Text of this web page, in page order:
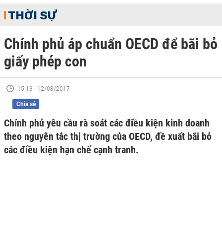
THỜI SỰ
Chính phủ áp chuẩn OECD để bãi bỏ
giấy phép con
15:13 | 12/08/2017
Chia sẻ
Chính phủ yêu cầu rà soát các điều kiện kinh doanh
theo nguyên tắc thị trường của OECD, đề xuất bãi bỏ
các điều kiện hạn chế cạnh tranh.